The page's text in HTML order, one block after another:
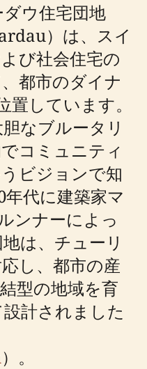
ウ住宅団地
）は、スイ
び社会住宅の
都市のダイナ
置しています。
なブルータリ
コミュニティ
ビジョンで知
代に建築家マ
ンナーによっ
は、チューリ
し、都市の産
型の地域を育
計されました
）。